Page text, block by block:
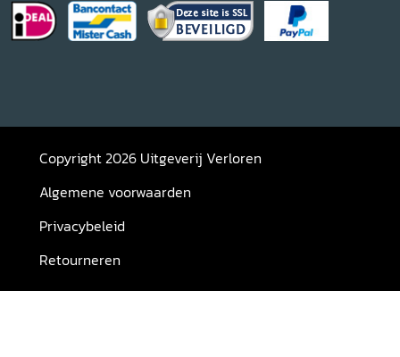
Copyright 2026 Uitgeverij Verloren
Algemene voorwaarden
Privacybeleid
Retourneren